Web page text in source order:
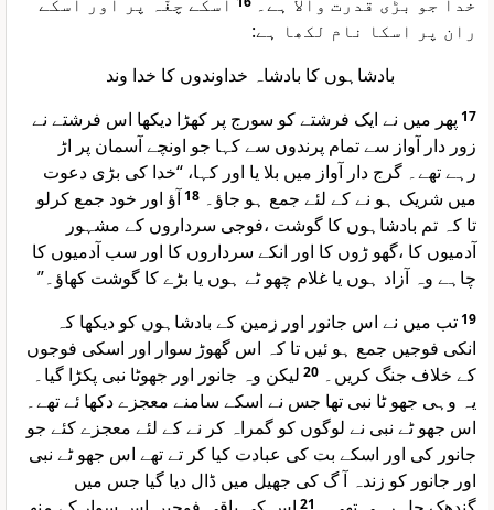
ران پر اسکا نام لکھا ہے:
بادشاہوں کا بادشاہ خداوندوں کا خدا وند
17 پھر میں نے ایک فرشتے کو سورج پر کھڑا دیکھا اس فرشتے نے
زور دار آواز سے تمام پرندوں سے کہا جو اونچے آسمان پر اڑ
رہے تھے۔ گرج دار آواز میں بلا یا اور کہا، “خدا کی بڑی دعوت
میں شریک ہو نے کے لئے جمع ہو جاؤ۔ 18آؤ اور خود جمع کرلو
تا کہ تم بادشاہوں کا گوشت ،فوجی سرداروں کے مشہور
آدمیوں کا ،گھو ڑوں کا اور انکے سرداروں کا اور سب آدمیوں کا
چاہے وہ آزاد ہوں یا غلام چھو ٹے ہوں یا بڑے کا گوشت کھاؤ۔”
19تب میں نے اس جانور اور زمین کے بادشاہوں کو دیکھا کہ
انکی فوجیں جمع ہو ئیں تا کہ اس گھوڑ سوار اور اسکی فوجوں
کے خلاف جنگ کریں۔ 20 لیکن وہ جانور اور جھوٹا نبی پکڑا گیا۔
یہ وہی جھو ٹا نبی تھا جس نے اسکے سامنے معجزے دکھا ئے تھے۔
اس جھو ٹے نبی نے لوگوں کو گمراہ کر نے کے لئے معجزے کئے جو
جانور کی اور اسکے بت کی عبادت کیا کر تے تھے اس جھو ٹے نبی
اور جانور کو زندہ آ گ کی جھیل میں ڈال دیا گیا جس میں
21